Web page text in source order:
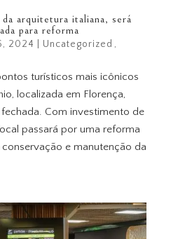
arquitetura italiana, será
para reforma
2024 Uncategorized
turísticos mais icônicos
localizada em Florença,
Com investimento de
passará por uma reforma
e manutenção da